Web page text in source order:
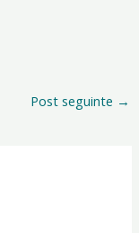
Post seguinte →